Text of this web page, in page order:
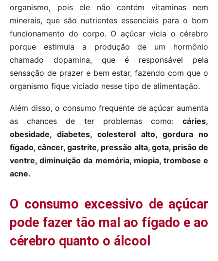
organismo, pois ele não contém vitaminas nem
minerais, que são nutrientes essenciais para o bom
funcionamento do corpo. O açúcar vicia o cérebro
porque estimula a produção de um hormônio
chamado dopamina, que é responsável pela
sensação de prazer e bem estar, fazendo com que o
organismo fique viciado nesse tipo de alimentação.
Além disso, o consumo frequente de açúcar aumenta
as chances de ter problemas como: cáries,
obesidade, diabetes, colesterol alto, gordura no
fígado, câncer, gastrite, pressão alta, gota, prisão de
ventre, diminuição da memória, miopia, trombose e
acne.
O consumo excessivo de açúcar
pode fazer tão mal ao fígado e ao
cérebro quanto o álcool